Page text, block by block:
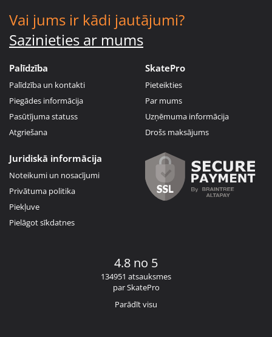
Vai jums ir kādi jautājumi?
Sazinieties ar mums
Palīdzība
Palīdzība un kontakti
Piegādes informācija
Pasūtījuma statuss
Atgriešana
SkatePro
Pieteikties
Par mums
Uzņēmuma informācija
Drošs maksājums
Juridiskā informācija
Noteikumi un nosacījumi
Privātuma politika
Piekļuve
Pielāgot sīkdatnes
4.8 no 5
134951 atsauksmes
par SkatePro
Parādīt visu